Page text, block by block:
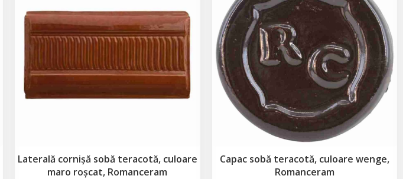
Laterală cornișă sobă teracotă, culoare
maro roșcat, Romanceram
Capac sobă teracotă, culoare wenge,
Romanceram